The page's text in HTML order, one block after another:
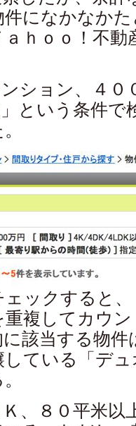
になかなか
ｈｏｏ！不動
ション、４０
という条件で
ックすると、
複してカウ
該当する物
ている「デ
、８０平米以